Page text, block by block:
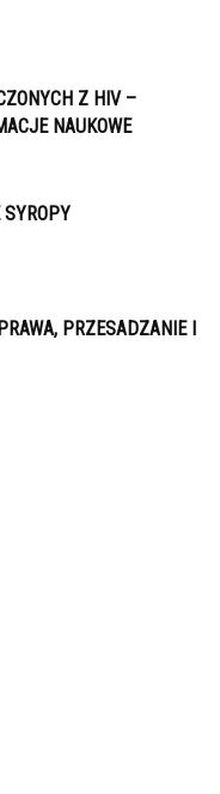
Z HIV –
NAUKOWE
SYROPY
PRZESADZANIE I